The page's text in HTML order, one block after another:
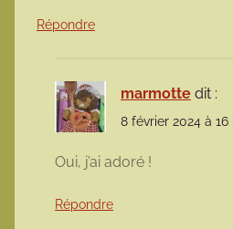
Répondre
marmotte dit :
8 février 2024 à 16
Oui, j’ai adoré !
Répondre